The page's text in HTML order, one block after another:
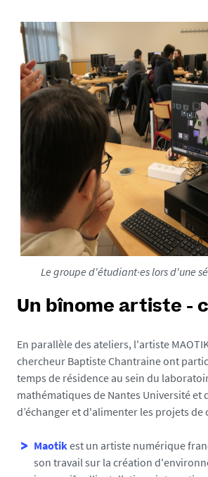
Le groupe d'étudiant·es lors d'une
Un bînome artiste -
En parallèle des ateliers, l'artiste
chercheur Baptiste Chantraine ont
temps de résidence au sein du
mathématiques de Nantes Université et
d’échanger et d'alimenter les projets de
Maotikest un artiste numérique
son travail sur la création